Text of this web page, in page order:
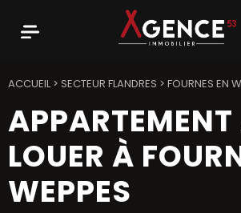
ACCUEIL> SECTEUR FLANDRES > FOURNES EN
LOUER À
WEPPES